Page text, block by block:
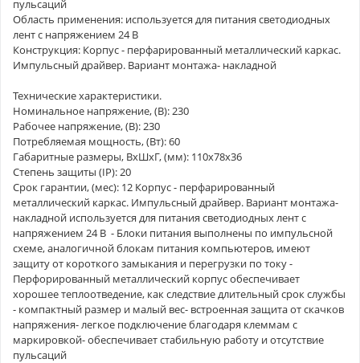
пульсаций
Область применения: используется для питания светодиодных
лент с напряжением 24 В
Конструкция: Корпус - перфарированный металлический каркас.
Импульсный драйвер. Вариант монтажа- накладной
Технические характеристики.
Номинальное напряжение, (В): 230
Рабочее напряжение, (В): 230
Потребляемая мощность, (Вт): 60
Габаритные размеры, ВхШхГ, (мм): 110х78х36
Степень защиты (IP): 20
Срок гарантии, (мес): 12 Корпус - перфарированный
металлический каркас. Импульсный драйвер. Вариант монтажа-
накладной используется для питания светодиодных лент с
напряжением 24 В - Блоки питания выполнены по импульсной
схеме, аналогичной блокам питания компьютеров, имеют
защиту от короткого замыкания и перегрузки по току -
Перфорированный металлический корпус обеспечивает
хорошее теплоотведение, как следствие длительный срок службы
- компактный размер и малый вес- встроенная защита от скачков
напряжения- легкое подключение благодаря клеммам с
маркировкой- обеспечивает стабильную работу и отсутствие
пульсаций